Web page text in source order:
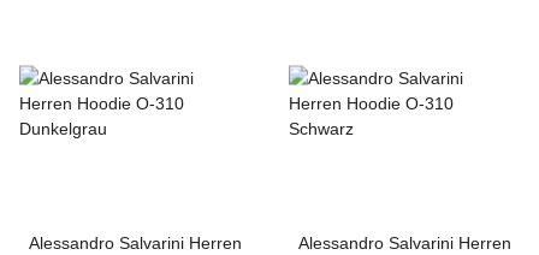
Alessandro Salvarini Herren
Alessandro Salvarini Herren